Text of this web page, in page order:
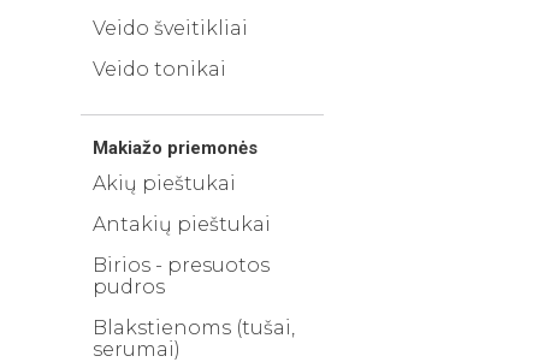
Veido šveitikliai
Veido tonikai
Makiažo priemonės
Akių pieštukai
Antakių pieštukai
Birios - presuotos
pudros
Blakstienoms (tušai,
serumai)